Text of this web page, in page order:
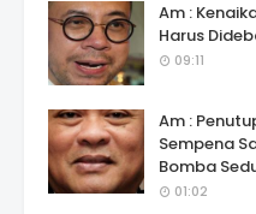
Am :
Harus
09:11
Am :
Sempena
Bomba
01:02